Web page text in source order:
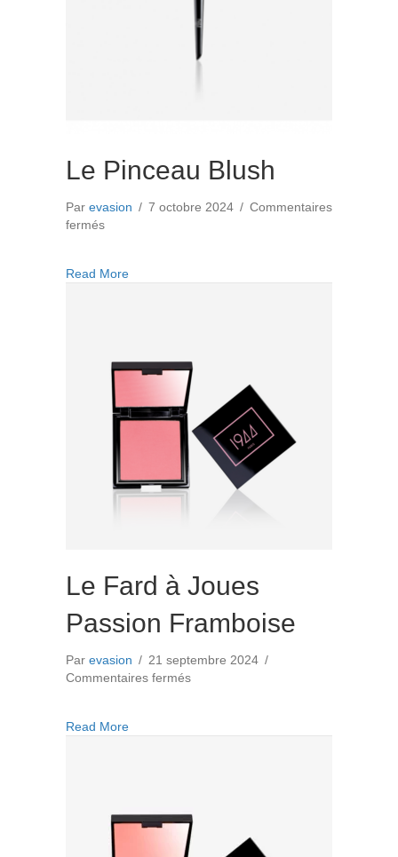
Le Pinceau Blush
Par evasion / 7 octobre 2024 / Commentaires
ferméssur
Blush
Read Moreabout Le Pinceau Blush
Le Fard à Joues
Passion Framboise
Par evasion / 21 septembre 2024 /
Commentaires ferméssur
Read Moreabout Le Fard à Joues Passion Framboise